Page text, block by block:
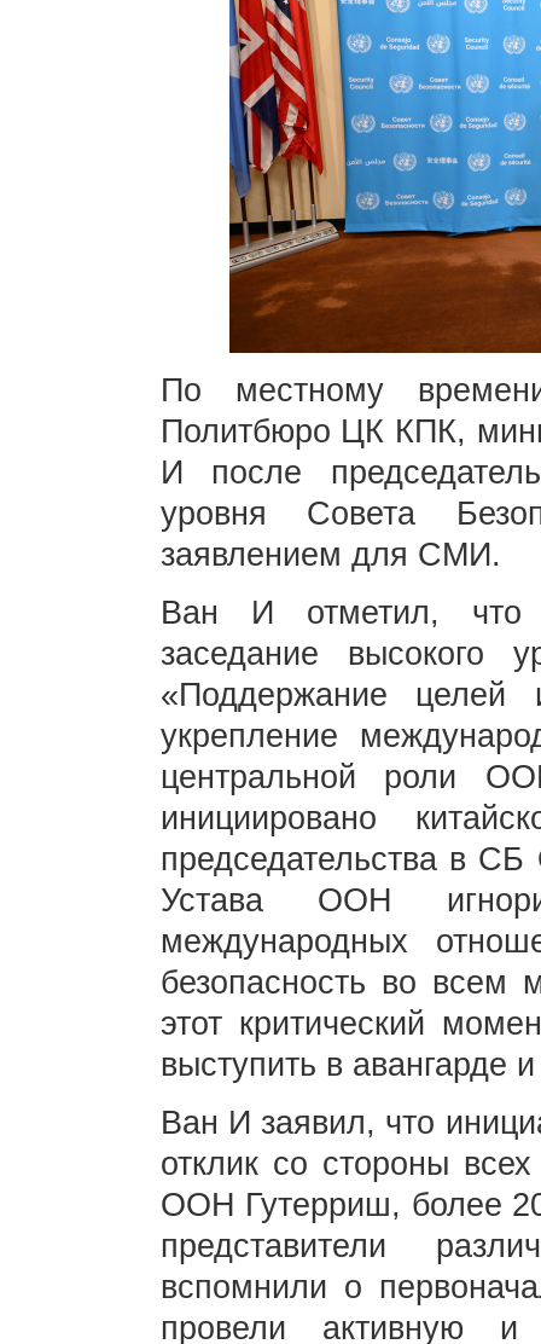
По местному
Политбюро ЦК КПК,
И после
уровня Совета
заявлением для СМИ.
Ван И отметил, что
заседание высокого
«Поддержание
укрепление
центральной роли
инициировано
председательства в
Устава ООН
международных
безопасность во всем
этот критический
выступить в авангарде
Ван И заявил, что
отклик со стороны
ООН Гутерриш, более
представители
вспомнили о
провели активную и